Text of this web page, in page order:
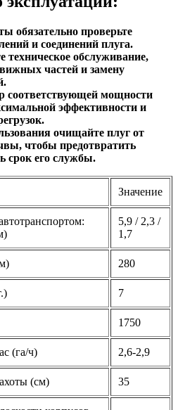
обязательно проверьте
и соединений плуга.
техническое обслуживание,
частей и замену
соответствующей мощности
эффективности и
очищайте плуг от
чтобы предотвратить
Значение
5,9 / 2,3 /
1,7
280
7
1750
(га/ч) 2,6-2,9
(см) 35